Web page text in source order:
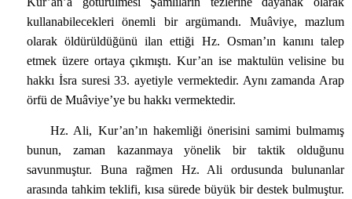
kullanabilecekleri önemli bir argümandı. Muâviye, mazlum
olarak öldürüldüğünü ilan ettiği Hz. Osman’ın kanını talep
etmek üzere ortaya çıkmıştı. Kur’an ise maktulün velisine bu
hakkı İsra suresi 33. ayetiyle vermektedir. Aynı zamanda Arap
örfü de Muâviye’ye bu hakkı vermektedir.
Hz. Ali, Kur’an’ın hakemliği önerisini samimi bulmamış
bunun, zaman kazanmaya yönelik bir taktik olduğunu
savunmuştur. Buna rağmen Hz. Ali ordusunda bulunanlar
arasında tahkim teklifi, kısa sürede büyük bir destek bulmuştur.